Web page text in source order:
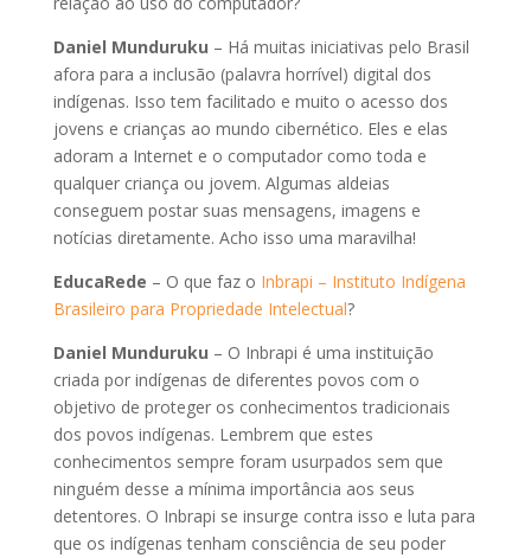
Daniel Munduruku – Há muitas iniciativas pelo Brasil
afora para a inclusão (palavra horrível) digital dos
indígenas. Isso tem facilitado e muito o acesso dos
jovens e crianças ao mundo cibernético. Eles e elas
adoram a Internet e o computador como toda e
qualquer criança ou jovem. Algumas aldeias
conseguem postar suas mensagens, imagens e
notícias diretamente. Acho isso uma maravilha!
EducaRede – O que faz o Inbrapi – Instituto Indígena
Brasileiro para Propriedade Intelectual?
Daniel Munduruku – O Inbrapi é uma instituição
criada por indígenas de diferentes povos com o
objetivo de proteger os conhecimentos tradicionais
dos povos indígenas. Lembrem que estes
conhecimentos sempre foram usurpados sem que
ninguém desse a mínima importância aos seus
detentores. O Inbrapi se insurge contra isso e luta para
que os indígenas tenham consciência de seu poder